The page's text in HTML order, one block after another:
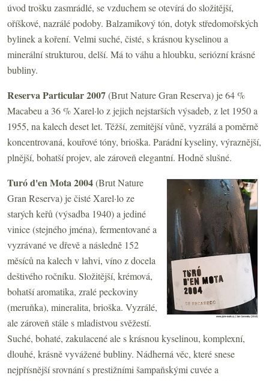
úvod trošku zasmrádlé, se vzduchem se otevírá do složitější,
oříškové, nazrálé podoby. Balzamikový tón, dotyk středomořských
bylinek a koření. Velmi suché, čisté, s krásnou kyselinou a
minerální strukturou, delší. Má to váhu a hloubku, seriózní krásné
bubliny.
Reserva Particular 2007(Brut Nature Gran Reserva) je 64 %
Macabeu a 36 % Xarel·lo z jejich nejstarších výsadeb, z let 1950 a
1955, na kalech deset let. Těžší, zemitější vůně, vyzrálá a poměrně
koncentrovaná, kouřové tóny, brioška. Parádní kyseliny, výraznější,
plnější, bohatší projev, ale zároveň elegantní. Hodně slušné.
Turó d'en Mota 2004(Brut Nature
Gran Reserva) je čisté Xarel·lo ze
starých keřů (výsadba 1940) a jediné
vinice (stejného jména), fermentované a
vyzrávané ve dřevě a následně 152
měsíců na kalech v lahvi, víno z docela
deštivého ročníku. Složitější, krémová,
bohatší aromatika, zralé peckoviny
(meruňka), mineralita, brioška. Vyzrálé,
ale zároveň stále s mladistvou svěžestí.
Suché, bohaté, zakulacené ale s krásnou kyselinou, komplexní,
dlouhé, krásně vyvážené bubliny. Nádherná věc, které snese
nejpřísnější srovnání s prestižními šampaňskými cuvée a